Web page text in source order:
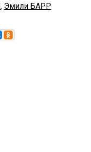
, Эмили БАРР